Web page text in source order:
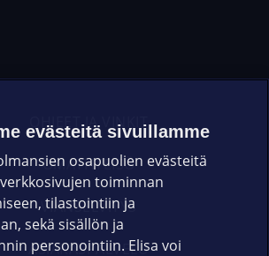
OHJEET JA VINKIT
OMAYHTEISÖ
VIANSELVITYS
ASIAKASPALVELU
evästeitä sivuillamme
osapuolien evästeitä
toiminnan
tilastointiin ja
sekä sisällön ja
personointiin. Elisa voi